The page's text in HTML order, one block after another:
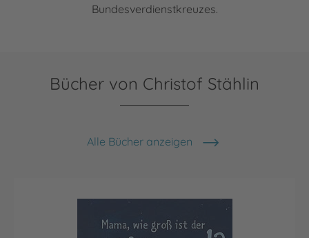
Bundesverdienstkreuzes.
Bücher von Christof Stählin
Alle Bücher anzeigen